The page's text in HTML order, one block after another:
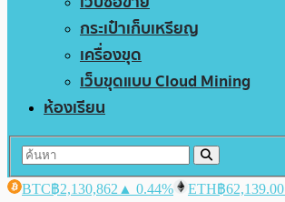
กระเป๋าเก็บเหรียญ
เครื่องขุด
เว็บขุดแบบ Cloud Mining
ห้องเรียน
BTC฿2,130,862 ▲ 0.44% ETH฿62,139.00